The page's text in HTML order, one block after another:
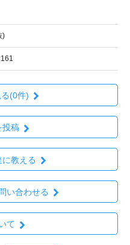
)
(0件)
投稿
教える
い合わせる
て